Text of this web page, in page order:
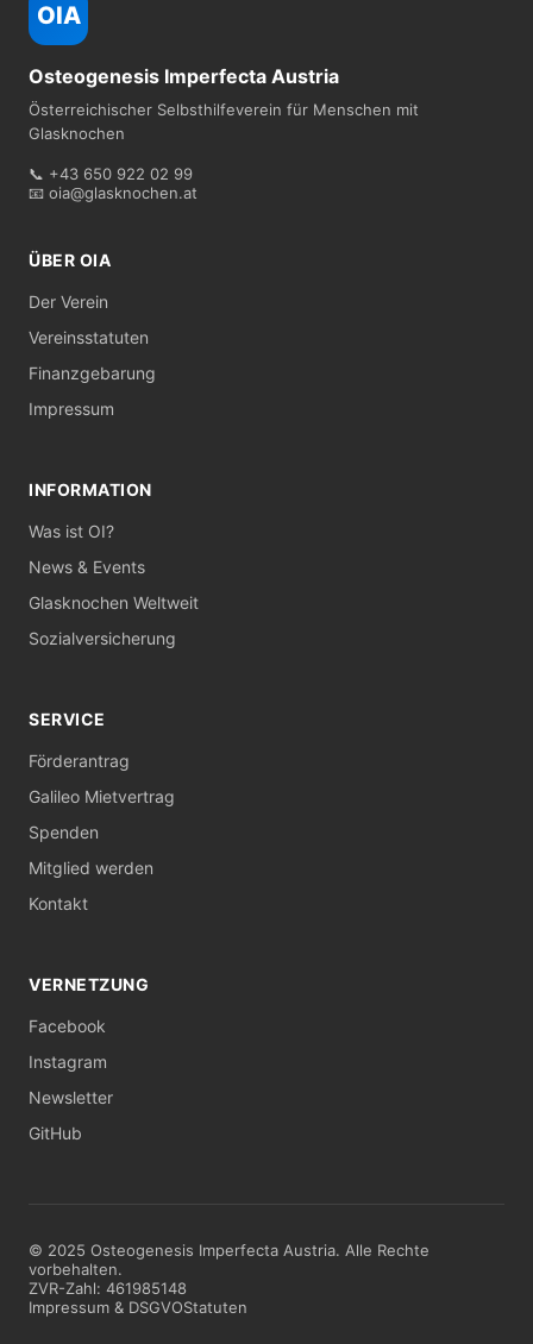
OIA
Osteogenesis Imperfecta Austria
Österreichischer Selbsthilfeverein für Menschen mit
Glasknochen
📞 +43 650 922 02 99
📧 oia@glasknochen.at
ÜBER OIA
Der Verein
Vereinsstatuten
Finanzgebarung
Impressum
INFORMATION
Was ist OI?
News & Events
Glasknochen Weltweit
Sozialversicherung
SERVICE
Förderantrag
Galileo Mietvertrag
Spenden
Mitglied werden
Kontakt
VERNETZUNG
Facebook
Instagram
Newsletter
GitHub
© 2025 Osteogenesis Imperfecta Austria. Alle Rechte
vorbehalten.
ZVR-Zahl: 461985148
Impressum & DSGVOStatuten